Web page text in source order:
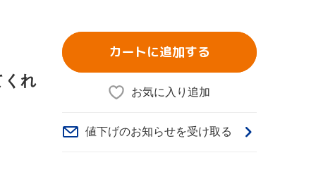
くれ
カートに追加する
お気に入り追加
値下げのお知らせを受け取る